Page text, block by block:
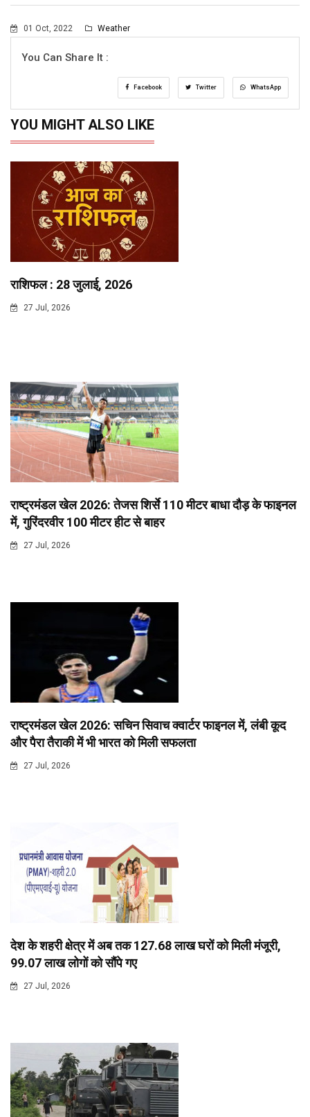
01 Oct, 2022 Weather
You Can Share It :
Facebook Twitter WhatsApp
YOU MIGHT ALSO LIKE
राशिफल : 28 जुलाई, 2026
27 Jul, 2026
राष्ट्रमंडल खेल 2026: तेजस शिर्से 110 मीटर बाधा दौड़ के फाइनल
में, गुरिंदरवीर 100 मीटर हीट से बाहर
27 Jul, 2026
राष्ट्रमंडल खेल 2026: सचिन सिवाच क्वार्टर फाइनल में, लंबी कूद
और पैरा तैराकी में भी भारत को मिली सफलता
27 Jul, 2026
देश के शहरी क्षेत्र में अब तक 127.68 लाख घरों को मिली मंजूरी,
99.07 लाख लोगों को सौंपे गए
27 Jul, 2026